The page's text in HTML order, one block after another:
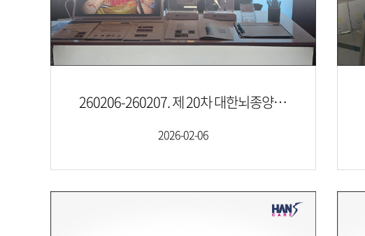
260206-260207. 제 20차 대한뇌종양학회 동계학술대회
2026-02-06